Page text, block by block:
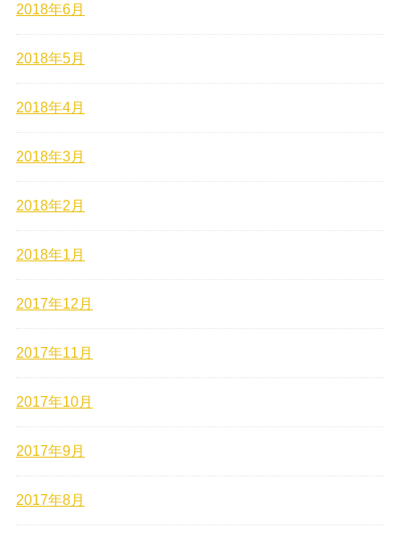
2018年6月
2018年5月
2018年4月
2018年3月
2018年2月
2018年1月
2017年12月
2017年11月
2017年10月
2017年9月
2017年8月